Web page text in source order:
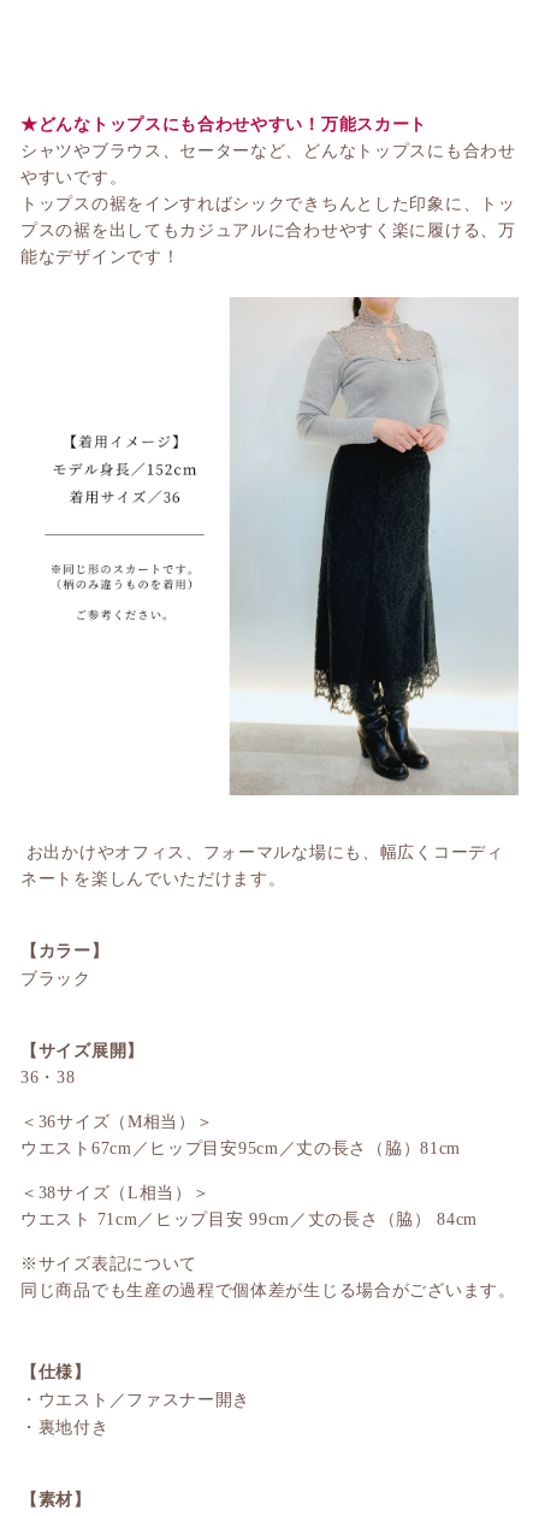
★どんなトップスにも合わせやすい！万能スカート
シャツやブラウス、セーターなど、どんなトップスにも合わせ
やすいです。
トップスの裾をインすればシックできちんとした印象に、トッ
プスの裾を出してもカジュアルに合わせやすく楽に履ける、万
能なデザインです！
お出かけやオフィス、フォーマルな場にも、幅広くコーディ
ネートを楽しんでいただけます。
【カラー】
ブラック
【サイズ展開】
36・38
＜36サイズ（M相当）＞
ウエスト67cm／ ヒップ目安95cm／丈の長さ（脇）81cm
＜38サイズ（L相当）＞
ウエスト 71cm／ ヒップ目安 99cm／ 丈の長さ（脇） 84cm
※サイズ表記について
同じ商品でも生産の過程で個体差が生じる場合がございます。
【仕様】
・ウエスト／ファスナー開き
・裏地付き
【素材】